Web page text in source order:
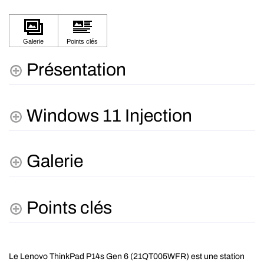
Présentation
Windows 11 Injection
Galerie
Points clés
Le Lenovo ThinkPad P14s Gen 6 (21QT005WFR) est une station